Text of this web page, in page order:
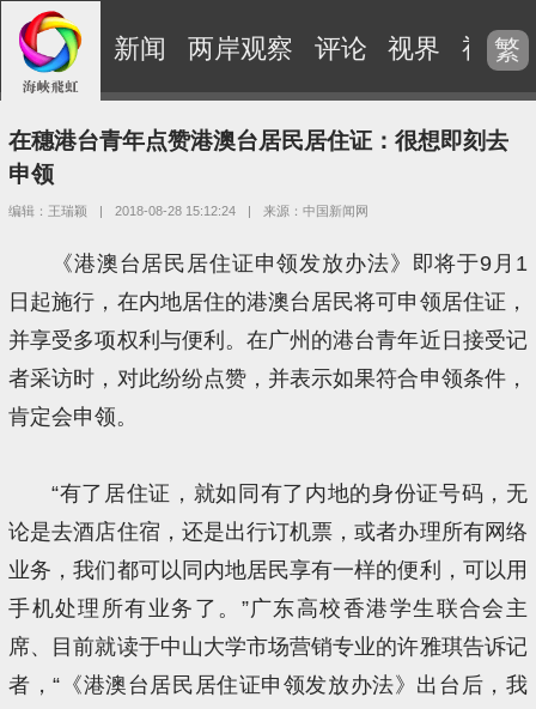
新闻 两岸观察 评论 视界 视频
繁
在穗港台青年点赞港澳台居民居住证：很想即刻去
申领
编辑：王瑞颖 | 2018-08-28 15:12:24 | 来源：中国新闻网
《港澳台居民居住证申领发放办法》即将于9月1
日起施行，在内地居住的港澳台居民将可申领居住证，
并享受多项权利与便利。在广州的港台青年近日接受记
者采访时，对此纷纷点赞，并表示如果符合申领条件，
肯定会申领。
“有了居住证，就如同有了内地的身份证号码，无
论是去酒店住宿，还是出行订机票，或者办理所有网络
业务，我们都可以同内地居民享有一样的便利，可以用
手机处理所有业务了。”广东高校香港学生联合会主
席、目前就读于中山大学市场营销专业的许雅琪告诉记
者，“《港澳台居民居住证申领发放办法》出台后，我